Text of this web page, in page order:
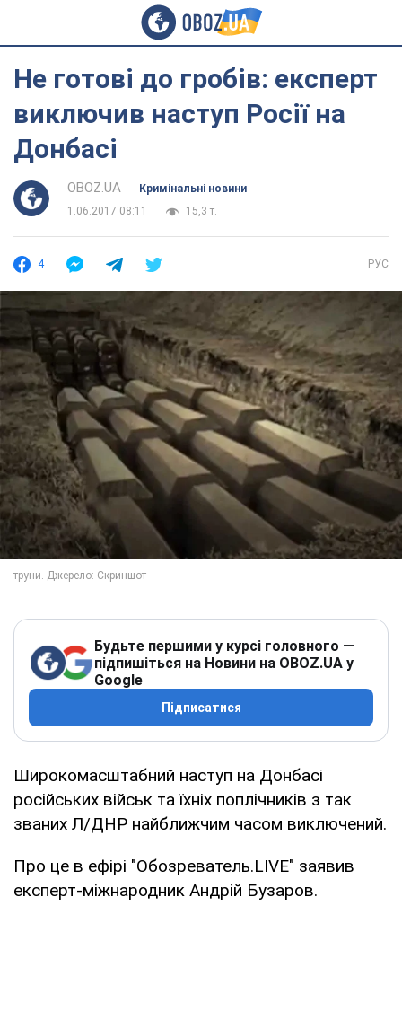
Не готові до гробів: експерт
виключив наступ Росії на
Донбасі
OBOZ.UA
Кримінальні новини
1.06.2017 08:11
15,3 т.
4 РУС
Будьте першими у курсі головного —
підпишіться на Новини на OBOZ.UA у
Google
Підписатися
Широкомасштабний наступ на Донбасі
російських військ та їхніх поплічників з так
званих Л/ДНР найближчим часом виключений.
Про це в ефірі "Обозреватель.LIVE" заявив
експерт-міжнародник Андрій Бузаров.